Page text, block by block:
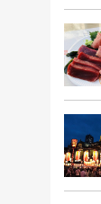
アパ
アン
あん
イタ
イタ